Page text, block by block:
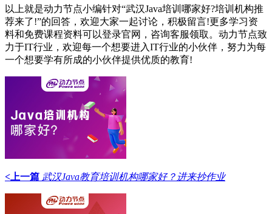
以上就是动力节点小编针对“武汉Java培训哪家好?培训机构推
荐来了!”的回答，欢迎大家一起讨论，积极留言!更多学习资
料和免费课程资料可以登录官网，咨询客服领取。动力节点致
力于IT行业，欢迎每一个想要进入IT行业的小伙伴，努力为每
一个想要学有所成的小伙伴提供优质的教育!
<上一篇 武汉Java教育培训机构哪家好？进来抄作业